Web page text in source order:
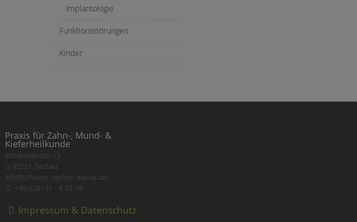
Implantologie
Funktionsstörungen
Kinder
Praxis für Zahn-, Mund- &
Kieferheilkunde
Mittermayerstr.13
D-85221 Dachau
info@schoene-zaehne-dachau.de
+49 (0)8131 - 8 55 58
Impressum & Datenschutz